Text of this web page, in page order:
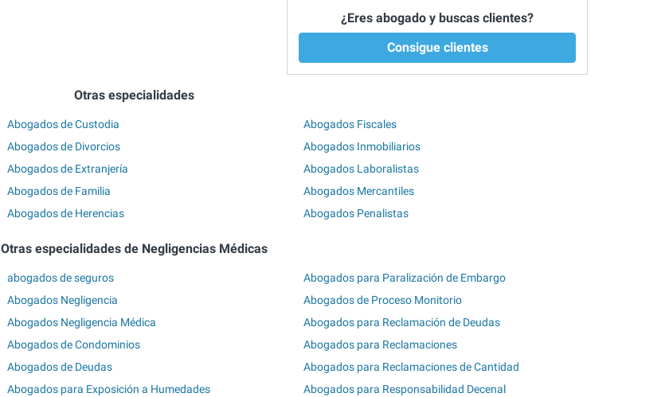
¿Eres abogado y buscas clientes?
Consigue clientes
Otras especialidades
Abogados de Custodia
Abogados de Divorcios
Abogados de Extranjería
Abogados de Familia
Abogados de Herencias
Abogados Fiscales
Abogados Inmobiliarios
Abogados Laboralistas
Abogados Mercantiles
Abogados Penalistas
Otras especialidades de Negligencias Médicas
abogados de seguros
Abogados Negligencia
Abogados Negligencia Médica
Abogados de Condominios
Abogados de Deudas
Abogados para Exposición a Humedades
Abogados para Paralización de Embargo
Abogados de Proceso Monitorio
Abogados para Reclamación de Deudas
Abogados para Reclamaciones
Abogados para Reclamaciones de Cantidad
Abogados para Responsabilidad Decenal